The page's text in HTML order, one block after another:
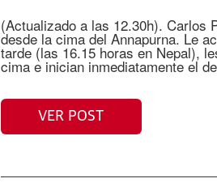
(Actualizado a las 12.30h). Carlos
desde la cima del Annapurna. Le
tarde (las 16.15 horas en Nepal),
cima e inician inmediatamente el
VER POST